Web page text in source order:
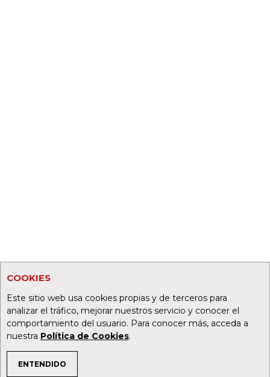
COOKIES
Este sitio web usa cookies propias y de terceros para
analizar el tráfico, mejorar nuestros servicio y conocer el
comportamiento del usuario. Para conocer más, acceda a
nuestra Política de Cookies.
ENTENDIDO
TEMAS DE INTERÉS